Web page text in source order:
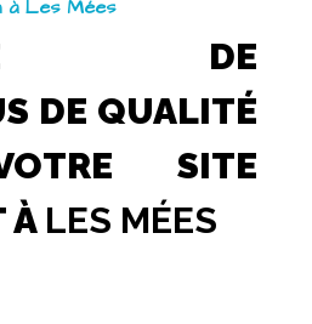
à Les Mées
DE
DE QUALITÉ
SITE
À LES MÉES